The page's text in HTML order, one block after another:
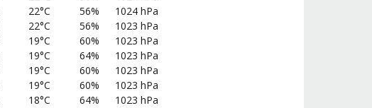
22°C 56%
1024 hPa
22°C 56%
1023 hPa
19°C 60%
1023 hPa
19°C 64%
1023 hPa
19°C 60%
1023 hPa
19°C 60%
1023 hPa
18°C 64%
1023 hPa